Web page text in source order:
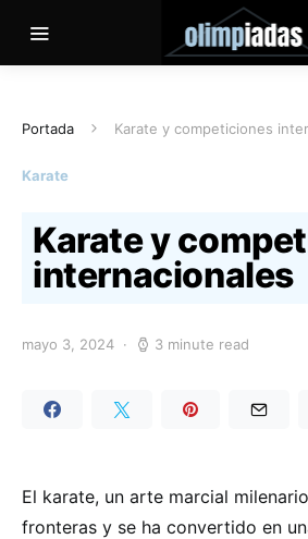
Portada Karate y competiciones
Karate
Karate y
internacionales
mayo 3, 2024 3 minute read
El karate, un arte marcial
fronteras y se ha convertido en